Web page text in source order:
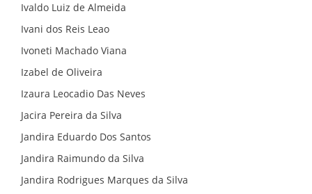
Ivaldo Luiz de Almeida
Ivani dos Reis Leao
Ivoneti Machado Viana
Izabel de Oliveira
Izaura Leocadio Das Neves
Jacira Pereira da Silva
Jandira Eduardo Dos Santos
Jandira Raimundo da Silva
Jandira Rodrigues Marques da Silva